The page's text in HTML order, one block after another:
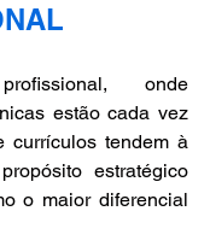
onde
estão cada vez
currículos tendem à
estratégico
o maior diferencial